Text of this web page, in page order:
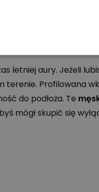
letniej aury. Jeżeli
Profilowana
do podłoża. Te
mógł skupić się